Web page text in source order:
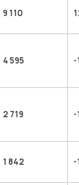
9 110
4 595 -
2 719 -
1 842 -